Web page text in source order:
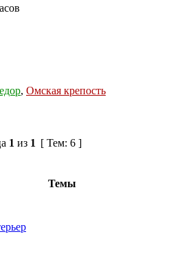
, Омская крепость
1 из 1 [ Тем: 6 ]
Темы